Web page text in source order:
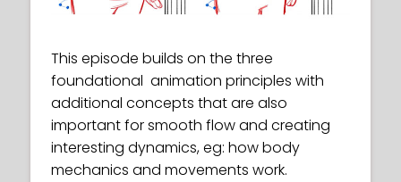
This episode builds on the three
foundational animation principles with
additional concepts that are also
important for smooth flow and creating
interesting dynamics, eg: how body
mechanics and movements work.